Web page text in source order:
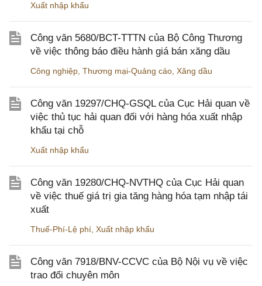
Xuất nhập khẩu
Công văn 5680/BCT-TTTN của Bộ Công Thương
về việc thông báo điều hành giá bán xăng dầu
Công nghiệp Thương mại-Quảng cáo Xăng dầu
Công văn 19297/CHQ-GSQL của Cục Hải quan về
việc thủ tục hải quan đối với hàng hóa xuất nhập
khẩu tại chỗ
Xuất nhập khẩu
Công văn 19280/CHQ-NVTHQ của Cục Hải quan
về việc thuế giá trị gia tăng hàng hóa tạm nhập tái
xuất
Thuế-Phí-Lệ phí Xuất nhập khẩu
Công văn 7918/BNV-CCVC của Bộ Nội vụ về việc
trao đổi chuyên môn